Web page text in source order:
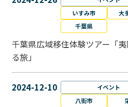
いすみ市
大
千葉県
千葉県広域移住体験ツアー「
る旅」
2024-12-10 イベント
八街市